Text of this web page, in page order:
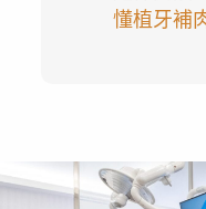
懂植牙補